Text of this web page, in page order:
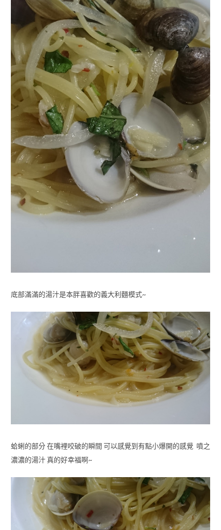
底部滿滿的湯汁是本胖喜歡的義大利麵模式~
蛤蜊的部分 在嘴裡咬破的瞬間 可以感覺到有點小爆開的感覺 噴之
濃濃的湯汁 真的好幸福啊~